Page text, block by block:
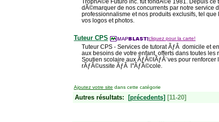
dÃ©marquer de nos concurrents par notre service
professionnalisme et nos produits exclusifs, tel
vos logos et photos.
Tuteur CPS cliquez pour la carte!
Tuteur CPS - Services de tutorat ÃƒÂ domicile et
aux besoins de votre enfant, offerts dans toutes
Soutien scolaire aux ÃƒÂ©lÃƒÂ¨ves pour renforcer
rÃƒÂ©ussite ÃƒÂ l''ÃƒÂ©cole.
Ajoutez votre site dans cette catégorie
Autres résultats: [précedents] [11-20]